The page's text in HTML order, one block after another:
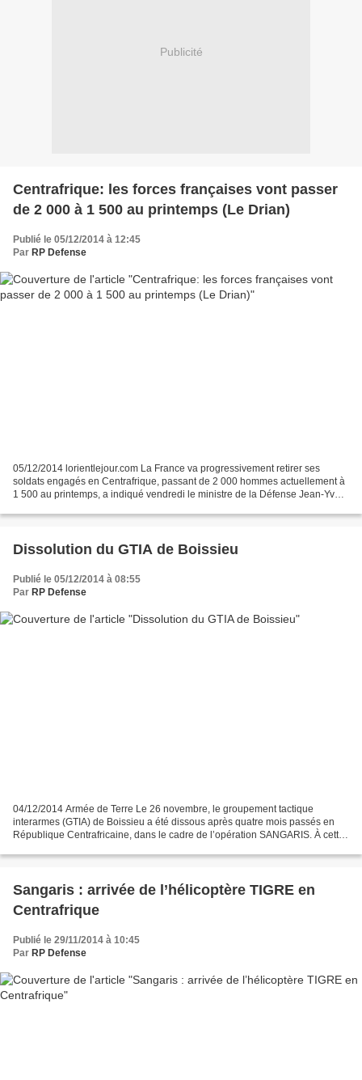
Publicité
Centrafrique: les forces françaises vont passer
de 2 000 à 1 500 au printemps (Le Drian)
Publié le 05/12/2014 à 12:45
Par RP Defense
05/12/2014 lorientlejour.com La France va progressivement retirer ses
soldats engagés en Centrafrique, passant de 2 000 hommes actuellement à
1 500 au printemps, a indiqué vendredi le ministre de la Défense Jean-Yves
Dissolution du GTIA de Boissieu
Publié le 05/12/2014 à 08:55
Par RP Defense
04/12/2014 Armée de Terre Le 26 novembre, le groupement tactique
interarmes (GTIA) de Boissieu a été dissous après quatre mois passés en
République Centrafricaine, dans le cadre de l’opération SANGARIS. À cette
Sangaris : arrivée de l’hélicoptère TIGRE en
Centrafrique
Publié le 29/11/2014 à 10:45
Par RP Defense